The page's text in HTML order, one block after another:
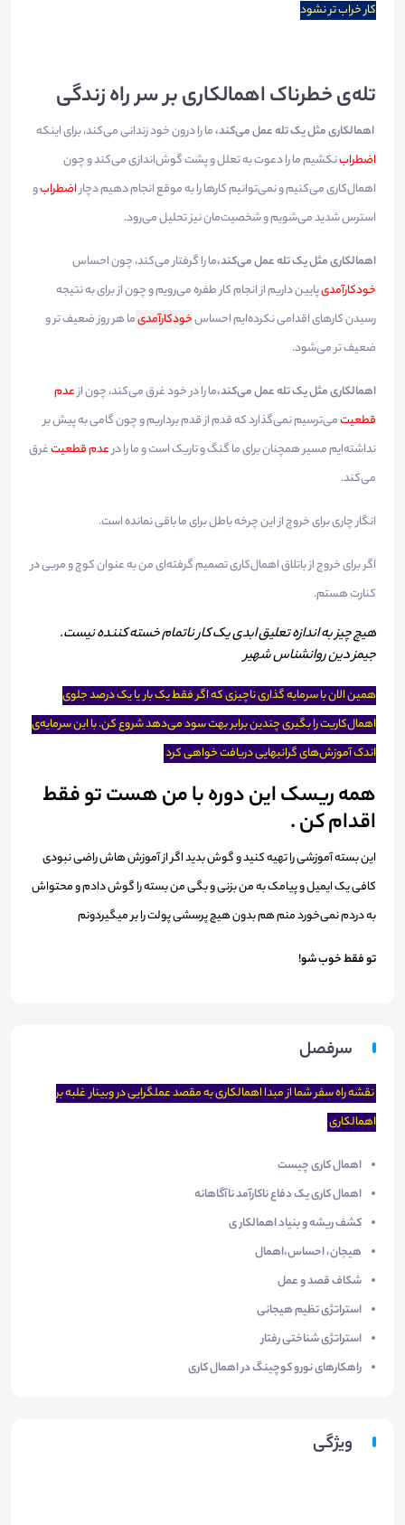
کار خراب تر نشود
تله‌ی خطرناک اهمالکاری بر سر راه زندگی
اهمالکاری مثل یک تله عمل می‌کند،ما را درون خود زندانی می‌کند، برای اینکه
اضطرابنکشیم ما را دعوت به تعلل و پشت گوش‌اندازی می‌کند و چون
اهمال‌کاری می‌کنیم و نمی‌توانیم کارها را به موقع انجام دهیم دچاراضطرابو
استرس شدید می‌شویم و شخصیت‌مان نیز تحلیل می‌رود.
اهمالکاری مثل یک تله عمل می‌کند،ما را گرفتار می‌کند، چون احساس
خودکارآمدیپایین داریم از انجام کار طفره می‌رویم و چون از برای به نتیجه
رسیدن کارهای اقدامی نکرده‌ایم احساسخودکارآمدیما هر روز ضعیف تر و
ضعیف تر می‌شود.
اهمالکاری مثل یک تله عمل می‌کند،ما را در خود غرق می‌کند، چون ازعدم
قطعیتمی‌ترسیم نمی‌گذارد که قدم از قدم برداریم و چون گامی به پیش بر
نداشته‌ایم مسیر همچنان برای ما گنگ و تاریک است و ما را درعدم قطعیتغرق
می‌کند.
انگار چاری برای خروج از این چرخه باطل برای ما باقی نمانده است.
اگر برای خروج از باتلاق اهمال‌کاری تصمیم گرفته‌ای من به عنوان کوچ و مربی در
کنارت هستم.
هیچ چیز به اندازه تعلیق ابدی یک کار ناتمام خسته کننده نیست.
جیمز دین روانشناس شهیر
همین الان با سرمایه گذاری ناچیزی که اگر فقط یک بار یا یک درصد جلوی
اهمال‌کاریت را بگیری چندین برابر بهت سود می‌دهد شروع کن. با این سرمایه‌ی
اندک آموزش‌های گرانبهایی دریافت خواهی کرد
همه ریسک این دوره با من هست تو فقط
اقدام کن .
این بسته آموزشی را تهیه کنید و گوش بدید اگر از آموزش هاش راضی نبودی
کافی یک ایمیل و پیامک به من بزنی و بگی من بسته را گوش دادم و محتواش
به دردم نمی‌خورد منم هم بدون هیچ پرسشی پولت را بر میگیردونم
تو فقط خوب شو!
سرفصل
نقشه راه سفر شما از مبدا اهمالکاری به مقصد عملگرایی در وبینار غلبه بر
اهمالکاری
اهمال کاری چیست
اهمال کاری یک دفاع ناکارآمد ناآگاهانه
کشف ریشه و بنیاد اهمالکار ی
هیجان، احساس،اهمال
شکاف قصد و عمل
استراتژی تظیم هیجانی
استراتژی شناختی رفتار
راهکارهای نورو کوچینگ در اهمال کاری
ویژگی